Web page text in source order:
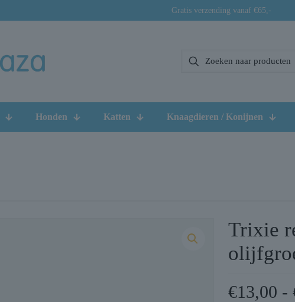
Gratis verzending vanaf €65,-
Honden Katten Knaagdieren / Konijnen
Trixie
€13,00 -